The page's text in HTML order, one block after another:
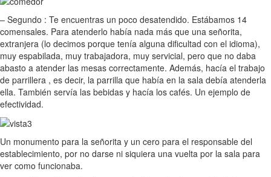
– Segundo : Te encuentras un poco desatendido. Estábamos 14
comensales. Para atenderlo había nada más que una señorita,
extranjera (lo decimos porque tenía alguna dificultad con el idioma),
muy espabilada, muy trabajadora, muy servicial, pero que no daba
abasto a atender las mesas correctamente. Además, hacía el trabajo
de parrillera , es decir, la parrilla que había en la sala debía atenderla
ella. También servía las bebidas y hacía los cafés. Un ejemplo de
efectividad.
Un monumento para la señorita y un cero para el responsable del
establecimiento, por no darse ni siquiera una vuelta por la sala para
ver como funcionaba.